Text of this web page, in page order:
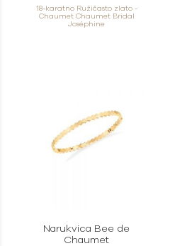
18-karatno Ružičasto zlato -
Chaumet Chaumet Bridal
Joséphine
Narukvica Bee de
Chaumet